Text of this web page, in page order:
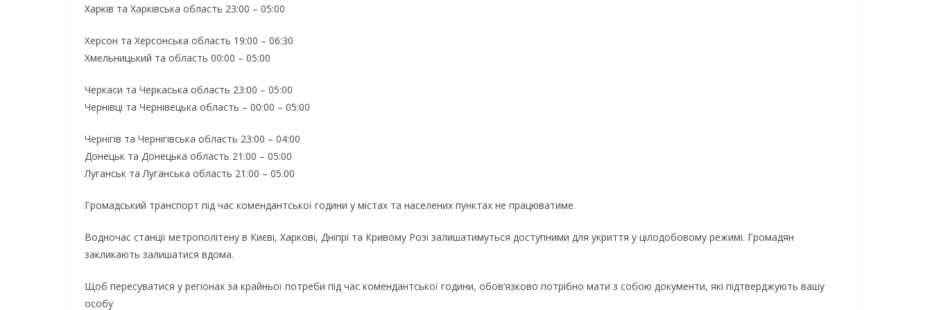
Харків та Харківська область 23:00 – 05:00
Херсон та Херсонська область 19:00 – 06:30
Хмельницький та область 00:00 – 05:00
Черкаси та Черкаська область 23:00 – 05:00
Чернівці та Чернівецька область – 00:00 – 05:00
Чернігів та Чернігівська область 23:00 – 04:00
Донецьк та Донецька область 21:00 – 05:00
Луганськ та Луганська область 21:00 – 05:00
Громадський транспорт під час комендантської години у містах та населених пунктах не працюватиме.
Водночас станції метрополітену в Києві, Харкові, Дніпрі та Кривому Розі залишатимуться доступними для укриття у цілодобовому режимі. Громадян
закликають залишатися вдома.
Щоб пересуватися у регіонах за крайньої потреби під час комендантської години, обов’язково потрібно мати з собою документи, які підтверджують вашу
особу